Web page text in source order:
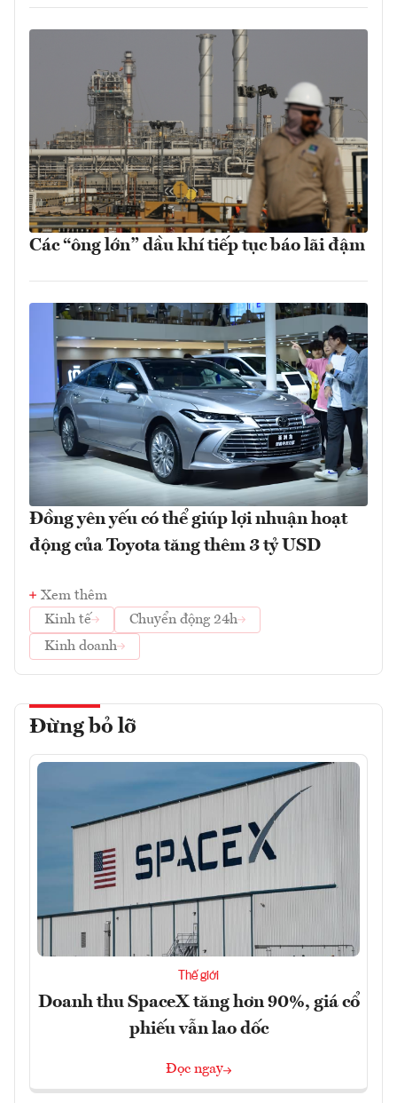
Các “ông lớn” dầu khí tiếp tục báo lãi đậm
Đồng yên yếu có thể giúp lợi nhuận hoạt
động của Toyota tăng thêm 3 tỷ USD
Xem thêm
Kinh tế
Chuyển động 24h
Kinh doanh
Đừng bỏ lỡ
Thế giới
Doanh thu SpaceX tăng hơn 90%, giá cổ
phiếu vẫn lao dốc
Đọc ngay